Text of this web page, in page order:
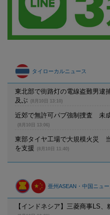
タイローカルニュース
東北部で街路灯の電線盗難男
及ぶ
(8月10日 13:10)
近郊で無許可パブ強制捜査 未
(8月10日 13:06)
東部タイヤ工場で大規模火災
を支援
(8月10日 11:40)
亜州ASEAN・中国ニュー
【インドネシア】三菱商事LS